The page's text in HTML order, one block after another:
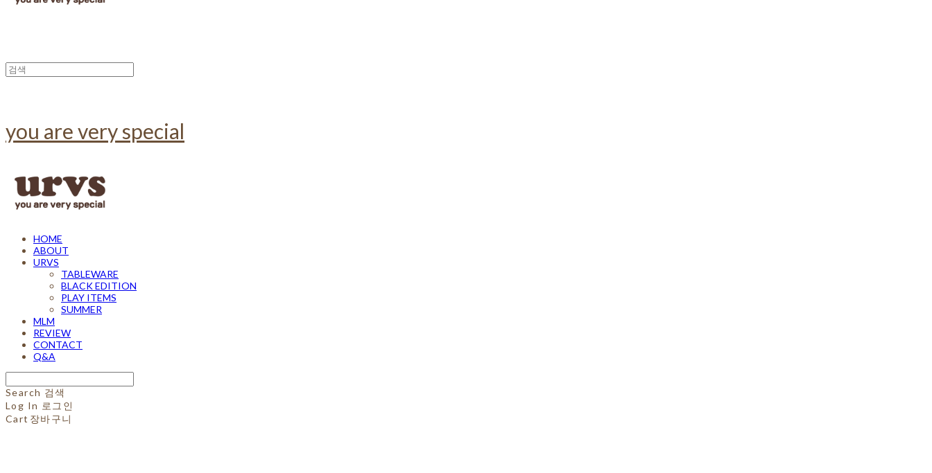
you are very special
HOME
ABOUT
URVS
TABLEWARE
BLACK EDITION
PLAY ITEMS
SUMMER
MLM
REVIEW
CONTACT
Q&A
Search 검색
Log In 로그인
Cart 장바구니